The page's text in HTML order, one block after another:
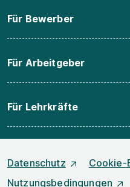
Für Bewerber
Für Arbeitgeber
Für Lehrkräfte
Datenschutz
Cookie-
Nutzungsbedingungen